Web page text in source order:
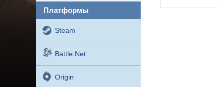
платформы
Steam
Battle.net
Origin